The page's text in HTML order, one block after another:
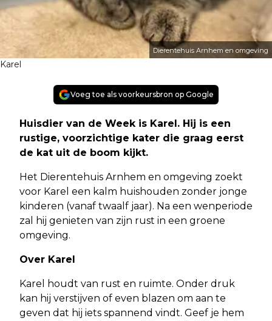
Dierentehuis Arnhem en omgeving
Karel
Voeg toe als voorkeursbron op Google
Huisdier van de Week is Karel. Hij is een
rustige, voorzichtige kater die graag eerst
de kat uit de boom kijkt.
Het Dierentehuis Arnhem en omgeving zoekt
voor Karel een kalm huishouden zonder jonge
kinderen (vanaf twaalf jaar). Na een wenperiode
zal hij genieten van zijn rust in een groene
omgeving.
Over Karel
Karel houdt van rust en ruimte. Onder druk
kan hij verstijven of even blazen om aan te
geven dat hij iets spannend vindt. Geef je hem